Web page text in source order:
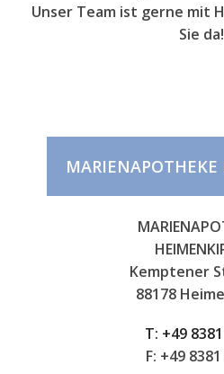
Unser Team ist gerne mit
Sie da!
Kemptener
88178
T: +49
F: +49